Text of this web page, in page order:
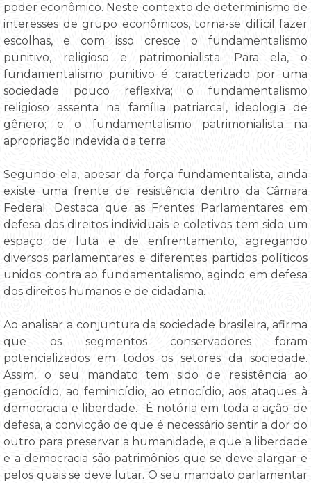
poder econômico. Neste contexto de determinismo de
interesses de grupo econômicos, torna-se difícil fazer
escolhas, e com isso cresce o fundamentalismo
punitivo, religioso e patrimonialista. Para ela, o
fundamentalismo punitivo é caracterizado por uma
sociedade pouco reflexiva; o fundamentalismo
religioso assenta na família patriarcal, ideologia de
gênero; e o fundamentalismo patrimonialista na
apropriação indevida da terra.
Segundo ela, apesar da força fundamentalista, ainda
existe uma frente de resistência dentro da Câmara
Federal. Destaca que as Frentes Parlamentares em
defesa dos direitos individuais e coletivos tem sido um
espaço de luta e de enfrentamento, agregando
diversos parlamentares e diferentes partidos políticos
unidos contra ao fundamentalismo, agindo em defesa
dos direitos humanos e de cidadania.
Ao analisar a conjuntura da sociedade brasileira, afirma
que os segmentos conservadores foram
potencializados em todos os setores da sociedade.
Assim, o seu mandato tem sido de resistência ao
genocídio, ao feminicídio, ao etnocídio, aos ataques à
democracia e liberdade. É notória em toda a ação de
defesa, a convicção de que é necessário sentir a dor do
outro para preservar a humanidade, e que a liberdade
e a democracia são patrimônios que se deve alargar e
pelos quais se deve lutar. O seu mandato parlamentar